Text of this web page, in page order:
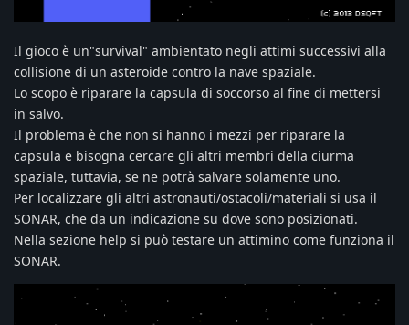
Il gioco è un"survival" ambientato negli attimi successivi alla
collisione di un asteroide contro la nave spaziale.
Lo scopo è riparare la capsula di soccorso al fine di mettersi
in salvo.
Il problema è che non si hanno i mezzi per riparare la
capsula e bisogna cercare gli altri membri della ciurma
spaziale, tuttavia, se ne potrà salvare solamente uno.
Per localizzare gli altri astronauti/ostacoli/materiali si usa il
SONAR, che da un indicazione su dove sono posizionati.
Nella sezione help si può testare un attimino come funziona il
SONAR.